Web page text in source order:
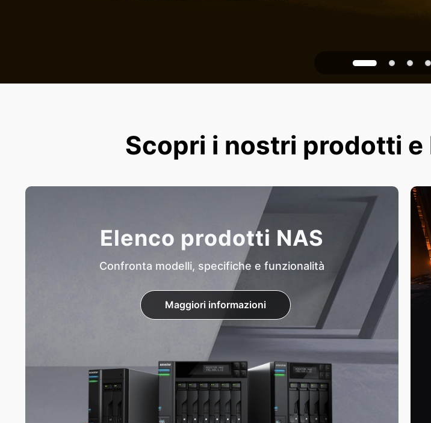
Scopri i nostri prodotti
Elenco prodotti NAS
Confronta modelli, specifiche e funzionalità
Maggiori informazioni